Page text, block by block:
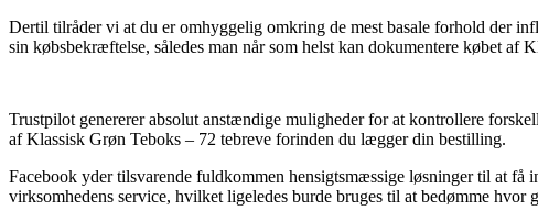
Dertil tilråder vi at du er omhyggelig omkring de mest basale forhold der
sin købsbekræftelse, således man når som helst kan dokumentere købet af
Trustpilot genererer absolut anstændige muligheder for at kontrollere
af Klassisk Grøn Teboks – 72 tebreve forinden du lægger din bestilling.
Facebook yder tilsvarende fuldkommen hensigtsmæssige løsninger til at
virksomhedens service, hvilket ligeledes burde bruges til at bedømme hvor